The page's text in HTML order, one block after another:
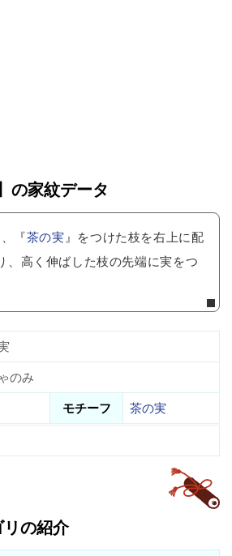
の家紋データ
『茶の実』をつけた枝を右上に配
、高く伸ばした枝の先端に実をつ
のみ
モチーフ
茶の実
リの紹介